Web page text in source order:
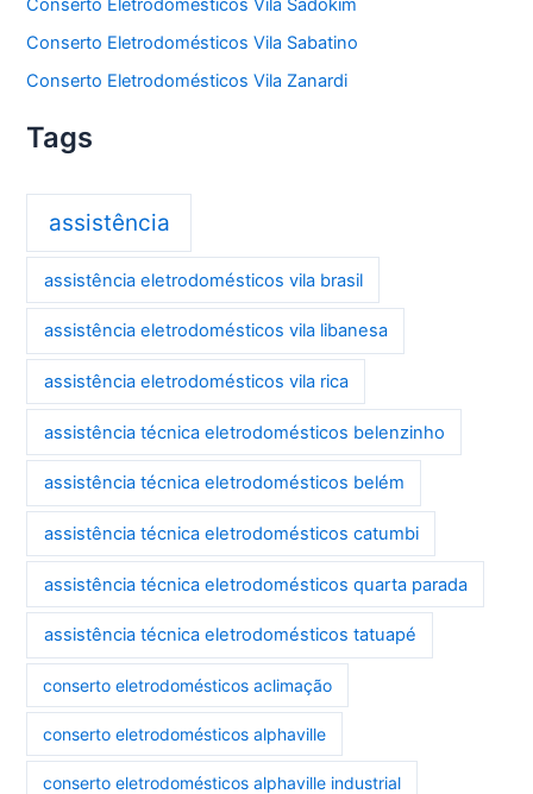
Conserto Eletrodomésticos Vila Sadokim
Conserto Eletrodomésticos Vila Sabatino
Conserto Eletrodomésticos Vila Zanardi
Tags
assistência
assistência eletrodomésticos vila brasil
assistência eletrodomésticos vila libanesa
assistência eletrodomésticos vila rica
assistência técnica eletrodomésticos belenzinho
assistência técnica eletrodomésticos belém
assistência técnica eletrodomésticos catumbi
assistência técnica eletrodomésticos quarta parada
assistência técnica eletrodomésticos tatuapé
conserto eletrodomésticos aclimação
conserto eletrodomésticos alphaville
conserto eletrodomésticos alphaville industrial